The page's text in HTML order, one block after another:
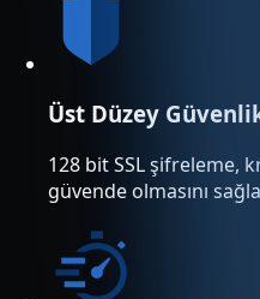
Üst Düzey
128 bit SSL şifreleme,
güvende olmasını